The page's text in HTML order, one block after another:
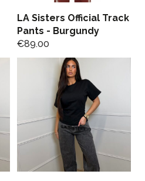
LA Sisters Official Track
Pants - Burgundy
€89.00